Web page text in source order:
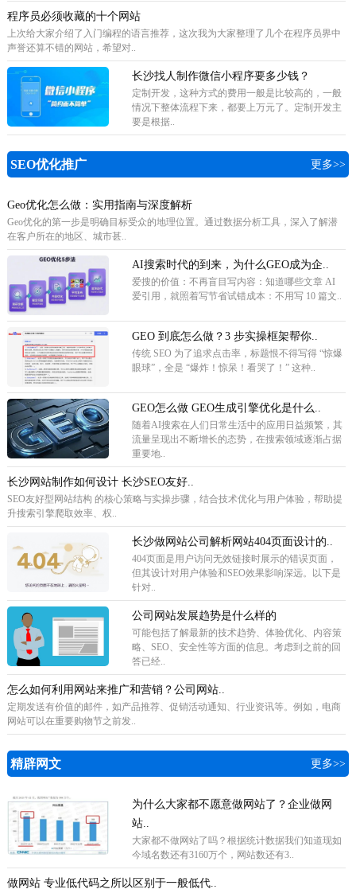
程序员必须收藏的十个网站
上次给大家介绍了入门编程的语言推荐，这次我为大家整理了几个在程序员界中
声誉还算不错的网站，希望对..
长沙找人制作微信小程序要多少钱？
定制开发，这种方式的费用一般是比较高的，一般
情况下整体流程下来，都要上万元了。定制开发主
要是根据..
SEO优化推广 更多>>
Geo优化怎么做：实用指南与深度解析
Geo优化的第一步是明确目标受众的地理位置。通过数据分析工具，深入了解潜
在客户所在的地区、城市甚..
AI搜索时代的到来，为什么GEO成为企..
爱搜的价值：不再盲目写内容：知道哪些文章 AI
爱引用，就照着写节省试错成本：不用写 10 篇文..
GEO 到底怎么做？3 步实操框架帮你..
传统 SEO 为了追求点击率，标题恨不得写得 “惊爆
眼球”，全是 “爆炸！惊呆！看哭了！” 这种..
GEO怎么做 GEO生成引擎优化是什么..
随着AI搜索在人们日常生活中的应用日益频繁，其
流量呈现出不断增长的态势，在搜索领域逐渐占据
重要地..
长沙网站制作如何设计 长沙SEO友好..
SEO友好型网站结构 的核心策略与实操步骤，结合技术优化与用户体验，帮助提
升搜索引擎爬取效率、权..
长沙做网站公司解析网站404页面设计的..
404页面是用户访问无效链接时展示的错误页面，
但其设计对用户体验和SEO效果影响深远。以下是
针对..
公司网站发展趋势是什么样的
可能包括了解最新的技术趋势、体验优化、内容策
略、SEO、安全性等方面的信息。考虑到之前的回
答已经..
怎么如何利用网站来推广和营销？公司网站..
定期发送有价值的邮件，如产品推荐、促销活动通知、行业资讯等。例如，电商
网站可以在重要购物节之前发..
精辟网文 更多>>
为什么大家都不愿意做网站了？企业做网
站..
​大家都不做网站了吗？根据统计数据我们知道现如
今域名数还有3160万个，网站数还有3..
做网站 专业低代码之所以区别于一般低代..